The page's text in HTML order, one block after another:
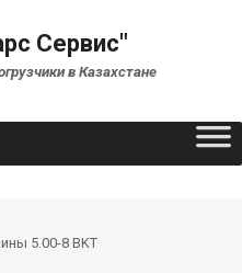
Сервис"
в Казахстане
5.00-8 BKT